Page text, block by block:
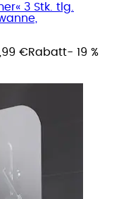
3 Stk. tlg.
€Rabatt- 19 %